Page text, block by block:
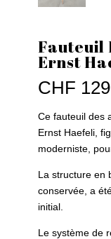
Fauteuil
Ernst
CHF
Ce fauteuil des
Ernst Haefeli,
moderniste,
La structure en
conservée, a
initial.
Le système de